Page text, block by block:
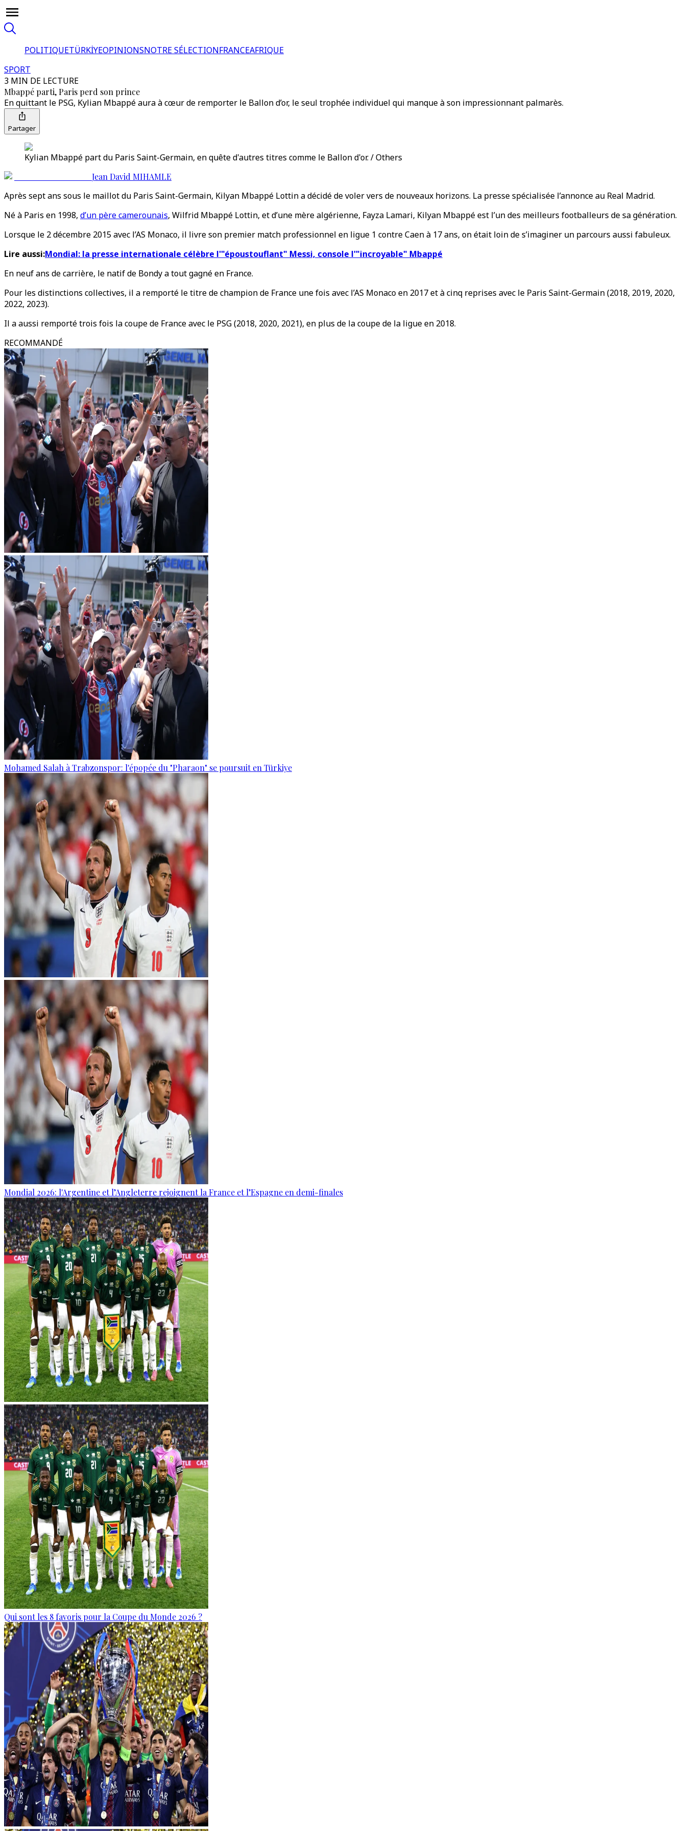
POLITIQUETÜRKİYEOPINIONSNOTRE SÉLECTIONFRANCEAFRIQUE
SPORT
3 MIN DE LECTURE
Mbappé parti, Paris perd son prince
En quittant le PSG, Kylian Mbappé aura à cœur de remporter le Ballon d’or, le seul trophée individuel qui manque à son impressionnant palmarès.
Partager
Kylian Mbappé part du Paris Saint-Germain, en quête d'autres titres comme le Ballon d'or. / Others
Jean David MIHAMLE
Après sept ans sous le maillot du Paris Saint-Germain, Kilyan Mbappé Lottin a décidé de voler vers de nouveaux horizons. La presse spécialisée l’annonce au Real Madrid.
Né à Paris en 1998, d’un père camerounais, Wilfrid Mbappé Lottin, et d’une mère algérienne, Fayza Lamari, Kilyan Mbappé est l’un des meilleurs footballeurs de sa génération.
Lorsque le 2 décembre 2015 avec l’AS Monaco, il livre son premier match professionnel en ligue 1 contre Caen à 17 ans, on était loin de s’imaginer un parcours aussi fabuleux.
Lire aussi:Mondial: la presse internationale célèbre l'"époustouflant" Messi, console l'"incroyable" Mbappé
En neuf ans de carrière, le natif de Bondy a tout gagné en France.
Pour les distinctions collectives, il a remporté le titre de champion de France une fois avec l’AS Monaco en 2017 et à cinq reprises avec le Paris Saint-Germain (2018, 2019, 2020,
2022, 2023).
Il a aussi remporté trois fois la coupe de France avec le PSG (2018, 2020, 2021), en plus de la coupe de la ligue en 2018.
RECOMMANDÉ
Mohamed Salah à Trabzonspor: l'épopée du "Pharaon" se poursuit en Türkiye
Mondial 2026: l'Argentine et l’Angleterre rejoignent la France et l’Espagne en demi-finales
Qui sont les 8 favoris pour la Coupe du Monde 2026 ?